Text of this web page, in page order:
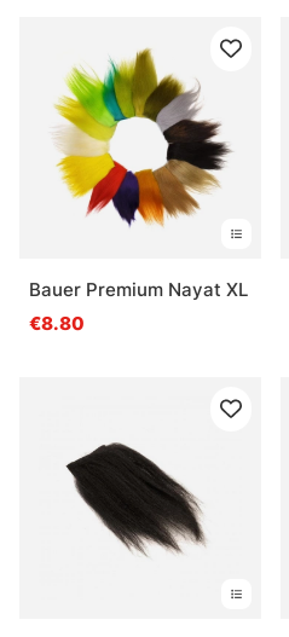
Bauer Premium Nayat XL
€8.80